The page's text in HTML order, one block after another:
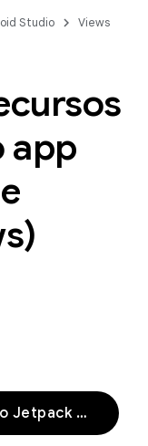
Studio Views
app
Conceitos e implementação do Jetpack Compose